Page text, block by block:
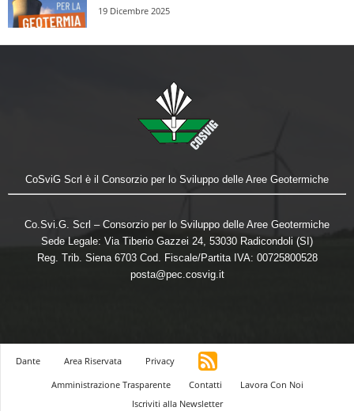
19 Dicembre 2025
CoSviG Scrl è il Consorzio per lo Sviluppo delle Aree Geotermiche
Co.Svi.G. Scrl – Consorzio per lo Sviluppo delle Aree Geotermiche
Sede Legale: Via Tiberio Gazzei 24, 53030 Radicondoli (SI)
Reg. Trib. Siena 6703 Cod. Fiscale/Partita IVA: 00725800528
posta@pec.cosvig.it
Dante Area Riservata
Privacy
Amministrazione Trasparente
Contatti
Lavora Con Noi
Iscriviti alla Newsletter